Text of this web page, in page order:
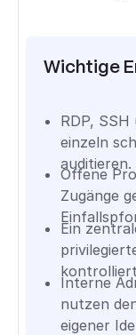
Wichtige
RDP,
einzeln
auditieren.
Offene
Zugänge
Ein
Interne
nutzen
eigener